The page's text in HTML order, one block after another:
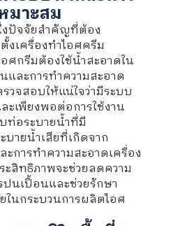
มาะสม
ปัจจัยสำคัญที่ต้อง
เครื่องทำไอศครีม
ศกรีมต้องใช้น้ำสะอาดใน
และการทำความสะอาด
วจสอบให้แน่ใจว่ามีระบบ
เพียงพอต่อการใช้งาน
ท่อระบายน้ำที่มี
ายน้ำเสียที่เกิดจาก
การทำความสะอาดเครื่อง
สิทธิภาพจะช่วยลดความ
ปนเปื้อนและช่วยรักษา
นกระบวนการผลิตไอศ